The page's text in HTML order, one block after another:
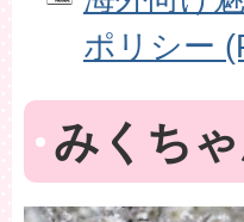
ポリシー
みくち